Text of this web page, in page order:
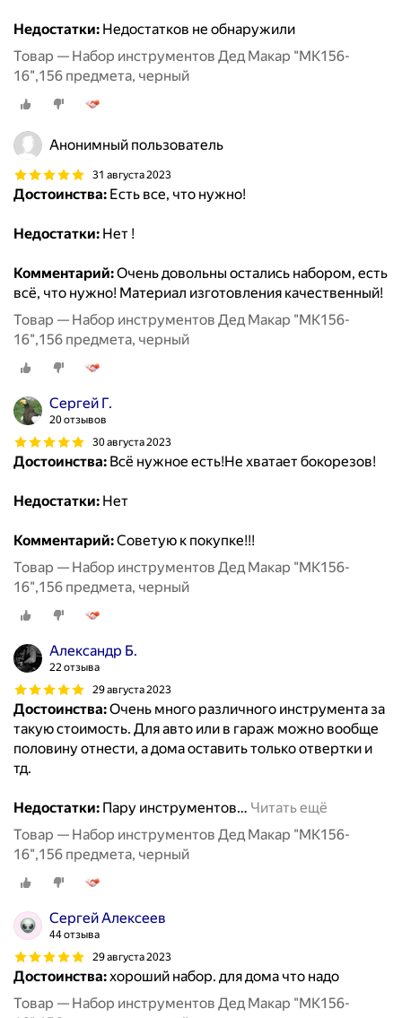
Недостатки: Недостатков не обнаружили
Товар — Набор инструментов Дед Макар "МК156-
16",156 предмета, черный
Анонимный пользователь
31 августа 2023
Достоинства: Есть все, что нужно!
Недостатки: Нет !
Комментарий:Очень довольны остались набором, есть
всё, что нужно! Материал изготовления качественный!
Товар — Набор инструментов Дед Макар "МК156-
16",156 предмета, черный
Сергей Г.
20 отзывов
30 августа 2023
Достоинства: Всё нужное есть!Не хватает бокорезов!
Недостатки: Нет
Комментарий:Советую к покупке!!!
Товар — Набор инструментов Дед Макар "МК156-
16",156 предмета, черный
Александр Б.
22 отзыва
29 августа 2023
Достоинства:Очень много различного инструмента за
такую стоимость. Для авто или в гараж можно вообще
половину отнести, а дома оставить только отвертки и
тд.
Недостатки: Пару инструментов… Читать ещё
Товар — Набор инструментов Дед Макар "МК156-
16",156 предмета, черный
Сергей Алексеев
44 отзыва
29 августа 2023
Достоинства:хороший набор. для дома что надо
Товар — Набор инструментов Дед Макар "МК156-